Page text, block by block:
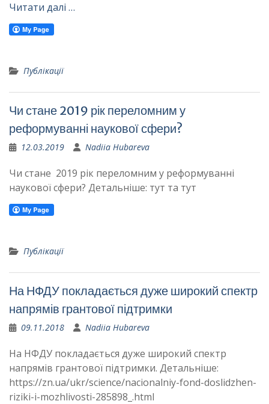
Читати далі …
Публікації
Чи стане 2019 рік переломним у
реформуванні наукової сфери?
12.03.2019 Nadiia Hubareva
Чи стане 2019 рік переломним у реформуванні
наукової сфери? Детальніше: тут та тут
Публікації
На НФДУ покладається дуже широкий спектр
напрямів грантової підтримки
09.11.2018 Nadiia Hubareva
На НФДУ покладається дуже широкий спектр
напрямів грантової підтримки. Детальніше:
https://zn.ua/ukr/science/nacionalniy-fond-doslidzhen-
riziki-i-mozhlivosti-285898_.html